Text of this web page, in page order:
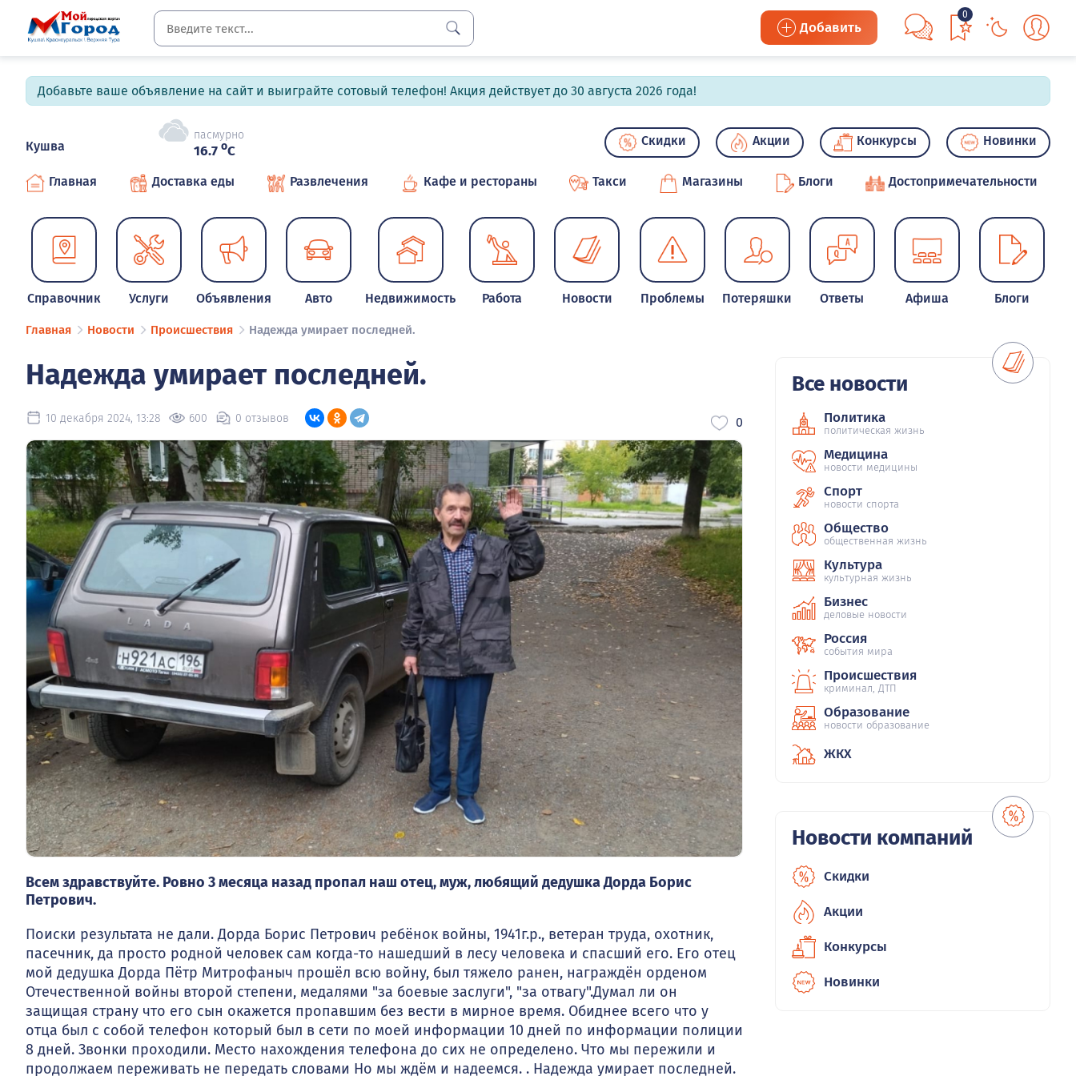
Добавить
0
Добавьте ваше объявление на сайт и выиграйте сотовый телефон! Акция действует до 30 августа 2026 года!
Кушва
пасмурно
16.7 oC
Скидки Акции Конкурсы Новинки
Главная Доставка еды Развлечения Кафе и рестораны Такси Магазины Блоги Достопримечательности
Справочник Услуги Объявления Авто Недвижимость Работа Новости Проблемы Потеряшки Ответы Афиша Блоги
Главная Новости Происшествия Надежда умирает последней.
Надежда умирает последней.
10 декабря 2024, 13:28 600 0 отзывов 0
Всем здравствуйте. Ровно 3 месяца назад пропал наш отец, муж, любящий дедушка Дорда Борис
Петрович.
Поиски результата не дали. Дорда Борис Петрович ребёнок войны, 1941г.р., ветеран труда, охотник,
пасечник, да просто родной человек сам когда-то нашедший в лесу человека и спасший его. Его отец
мой дедушка Дорда Пётр Митрофаныч прошёл всю войну, был тяжело ранен, награждён орденом
Отечественной войны второй степени, медалями "за боевые заслуги", "за отвагу".Думал ли он
защищая страну что его сын окажется пропавшим без вести в мирное время. Обиднее всего что у
отца был с собой телефон который был в сети по моей информации 10 дней по информации полиции
8 дней. Звонки проходили. Место нахождения телефона до сих не определено. Что мы пережили и
продолжаем переживать не передать словами Но мы ждём и надеемся. . Надежда умирает последней.
Все новости
Политика
политическая жизнь
Медицина
новости медицины
Спорт
новости спорта
Общество
общественная жизнь
Культура
культурная жизнь
Бизнес
деловые новости
Россия
события мира
Происшествия
криминал, ДТП
Образование
новости образование
ЖКХ
Новости компаний
Скидки
Акции
Конкурсы
Новинки